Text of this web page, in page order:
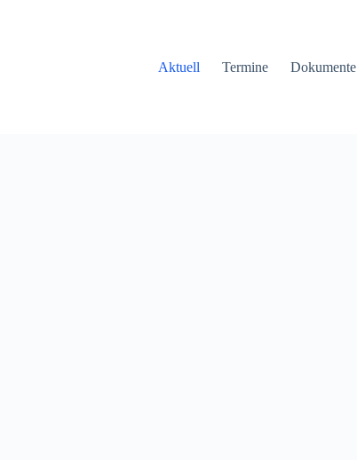
Aktuell Termine Dokumente